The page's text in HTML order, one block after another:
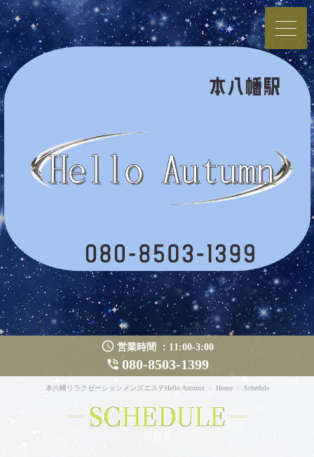
query_builder 営業時間 ：11:00-3:00
phone_in_talk 080-8503-1399
本八幡リラクゼーションメンズエステHello Autumn Home≫ Schedule
SCHEDULE